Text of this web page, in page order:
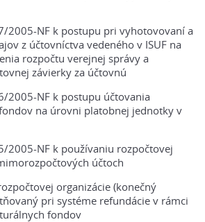
2005-NF k postupu pri vyhotovovaní a
z účtovníctva vedeného v ISUF na
rozpočtu verejnej správy a
závierky za účtovnú
2005-NF k postupu účtovania
na úrovni platobnej jednotky v
2005-NF k používaniu rozpočtovej
účtoch
organizácie (konečný
pri systéme refundácie v rámci
fondov